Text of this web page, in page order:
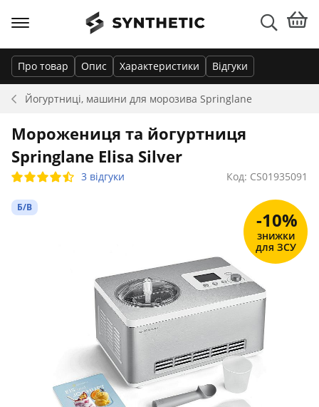
Йогуртниці, машини для морозива Springlane
Про товар Опис Характеристики Відгуки
Морожениця та йогуртниця
Springlane Elisa Silver
3 відгуки Код: CS01935091
Б/В
-10%
знижки
для ЗСУ